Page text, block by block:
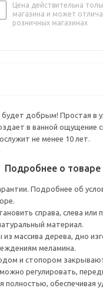
Цена действительна
магазина и может
розничных магазинах
добрым! Простая в
в ванной ощущение
не менее 10 лет.
Подробнее о товаре
Подробнее об
справа, слева или
материал.
массива дерева, дно
меламина.
и стопором
регулировать,
полностью, обеспечивая